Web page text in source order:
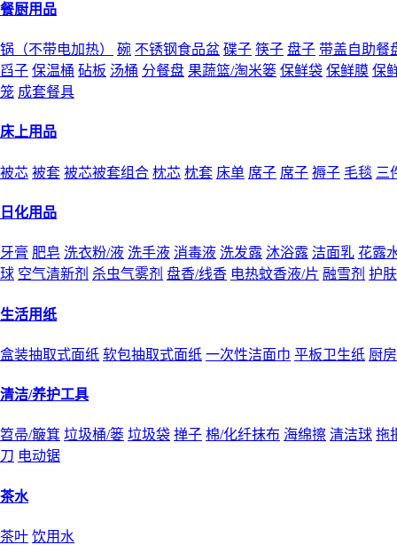
餐厨用品
锅（不带电加热） 碗 不锈钢食品盆 碟子 筷子 盘子 带盖自助餐
舀子 保温桶 砧板 汤桶 分餐盘 果蔬篮/淘米篓 保鲜袋 保鲜膜 保
笼 成套餐具
床上用品
被芯 被套 被芯被套组合 枕芯 枕套 床单 席子 席子 褥子 毛毯 三
日化用品
牙膏 肥皂 洗衣粉/液 洗手液 消毒液 洗发露 沐浴露 洁面乳 花露
球 空气清新剂 杀虫气雾剂 盘香/线香 电热蚊香液/片 融雪剂 护
生活用纸
盒装抽取式面纸 软包抽取式面纸 一次性洁面巾 平板卫生纸 厨
清洁/养护工具
笤帚/簸箕 垃圾桶/篓 垃圾袋 掸子 棉/化纤抹布 海绵擦 清洁球 拖
刀 电动锯
茶水
茶叶 饮用水